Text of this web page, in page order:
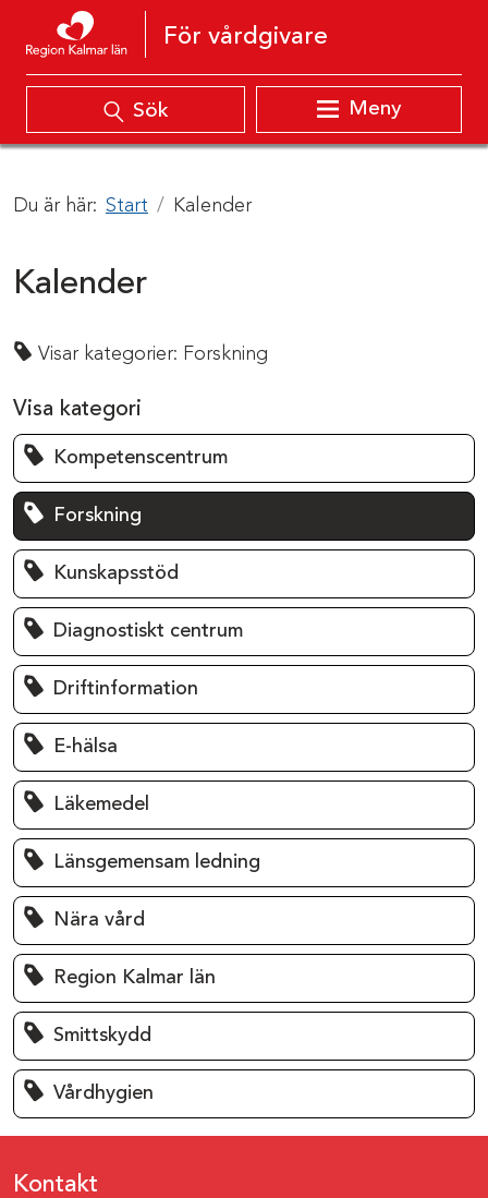
Hoppa till innehåll
För vårdgivare
Sök Meny
Du är här: Start Kalender
Kalender
Visar kategorier: Forskning
Visa kategori
Kompetenscentrum
Forskning
Kunskapsstöd
Diagnostiskt centrum
Driftinformation
E-hälsa
Läkemedel
Länsgemensam ledning
Nära vård
Region Kalmar län
Smittskydd
Vårdhygien
Kontakt